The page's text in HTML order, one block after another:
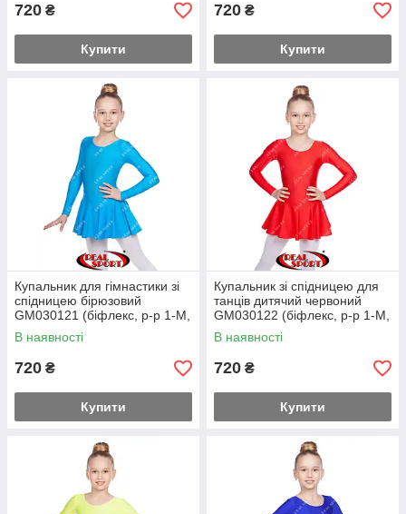
720 ₴
Купити
720 ₴
Купити
Купальник для гімнастики зі
спідницею бірюзовий
GM030121 (біфлекс, р-р 1-M,
зріст 98-134 см)
В наявності
720 ₴
Купити
Купальник зі спідницею для
танців дитячий червоний
GM030122 (біфлекс, р-р 1-M,
зріст 98-134 см)
В наявності
720 ₴
Купити